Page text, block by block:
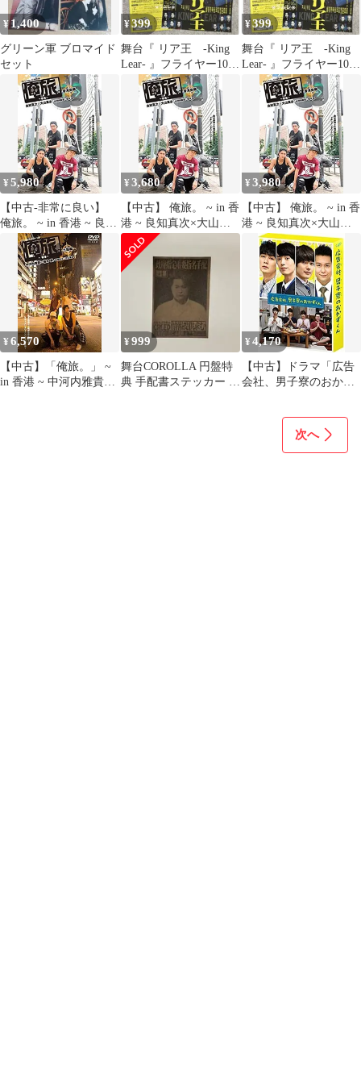
¥1,400
グリーン軍 ブロマイド
セット
¥399
舞台『 リア王 -King
Lear- 』フライヤー10
枚 内野聖陽
¥399
舞台『 リア王 -King
Lear- 』フライヤー10
枚 内野聖陽.
¥5,980
【中古-非常に良い】
俺旅。 ~ in 香港 ~ 良知
真次×大山真志/中河内
雅貴×植木 豪 香港島編
[DVD]
¥3,680
【中古】 俺旅。 ~ in 香
港 ~ 良知真次×大山真
志/中河内雅貴×植木 豪
香港島編 [DVD]
¥3,980
【中古】 俺旅。 ~ in 香
港 ~ 良知真次×大山真
志/中河内雅貴×植木 豪
香港島編 [DVD]
¥6,570
【中古】「俺旅。」 ~
in 香港 ~ 中河内雅貴×
¥999
舞台COROLLA 円盤特
典 手配書ステッカー ソ
¥4,170
【中古】ドラマ「広告
会社、男子寮のおかず
次へ